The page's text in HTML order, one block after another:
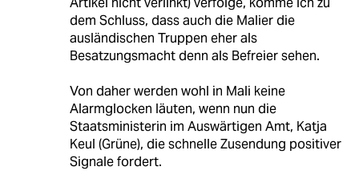
dem Schluss, dass auch die Malier die
ausländischen Truppen eher als
Besatzungsmacht denn als Befreier sehen.
Von daher werden wohl in Mali keine
Alarmglocken läuten, wenn nun die
Staatsministerin im Auswärtigen Amt, Katja
Keul (Grüne), die schnelle Zusendung positiver
Signale fordert.